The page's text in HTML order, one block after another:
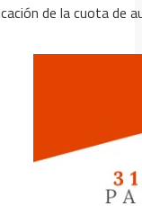
de la cuota de